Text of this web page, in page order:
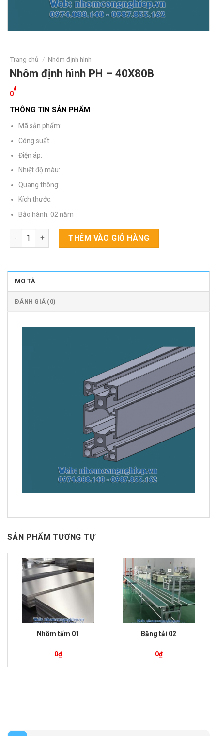
Trang chủ / Nhôm định hình
Nhôm định hình PH – 40X80B
0
₫
THÔNG TIN SẢN PHẨM
Mã sản phẩm:
Công suất:
Điện áp:
Nhiệt độ màu:
Quang thông:
Kích thước:
Bảo hành: 02 năm
Nhôm định hình PH - 40X80B số lượng
THÊM VÀO GIỎ HÀNG
MÔ TẢ
ĐÁNH GIÁ (0)
SẢN PHẨM TƯƠNG TỰ
Nhôm tấm 01
0₫
Băng tải 02
0₫